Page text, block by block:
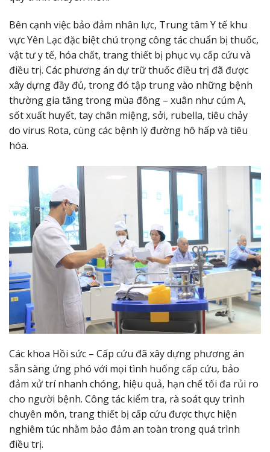
Bên cạnh việc bảo đảm nhân lực, Trung tâm Y tế khu
vực Yên Lạc đặc biệt chú trọng công tác chuẩn bị thuốc,
vật tư y tế, hóa chất, trang thiết bị phục vụ cấp cứu và
điều trị. Các phương án dự trữ thuốc điều trị đã được
xây dựng đầy đủ, trong đó tập trung vào những bệnh
thường gia tăng trong mùa đông – xuân như cúm A,
sốt xuất huyết, tay chân miệng, sởi, rubella, tiêu chảy
do virus Rota, cùng các bệnh lý đường hô hấp và tiêu
hóa.
Các khoa Hồi sức – Cấp cứu đã xây dựng phương án
sẵn sàng ứng phó với mọi tình huống cấp cứu, bảo
đảm xử trí nhanh chóng, hiệu quả, hạn chế tối đa rủi ro
cho người bệnh. Công tác kiểm tra, rà soát quy trình
chuyên môn, trang thiết bị cấp cứu được thực hiện
nghiêm túc nhằm bảo đảm an toàn trong quá trình
điều trị.